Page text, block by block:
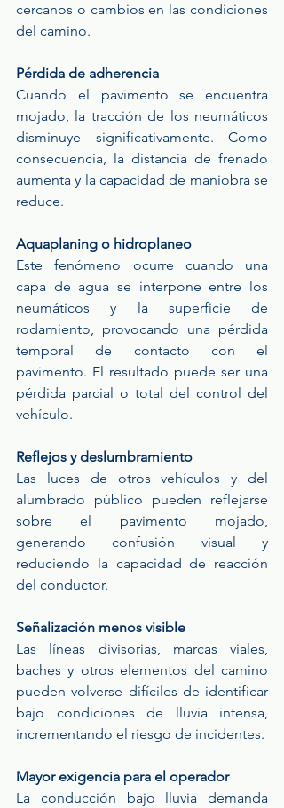
cercanos o cambios en las condiciones
del camino.
Pérdida de adherencia
Cuando el pavimento se encuentra
mojado, la tracción de los neumáticos
disminuye significativamente. Como
consecuencia, la distancia de frenado
aumenta y la capacidad de maniobra se
reduce.
Aquaplaning o hidroplaneo
Este fenómeno ocurre cuando una
capa de agua se interpone entre los
neumáticos y la superficie de
rodamiento, provocando una pérdida
temporal de contacto con el
pavimento. El resultado puede ser una
pérdida parcial o total del control del
vehículo.
Reflejos y deslumbramiento
Las luces de otros vehículos y del
alumbrado público pueden reflejarse
sobre el pavimento mojado,
generando confusión visual y
reduciendo la capacidad de reacción
del conductor.
Señalización menos visible
Las líneas divisorias, marcas viales,
baches y otros elementos del camino
pueden volverse difíciles de identificar
bajo condiciones de lluvia intensa,
incrementando el riesgo de incidentes.
Mayor exigencia para el operador
La conducción bajo lluvia demanda